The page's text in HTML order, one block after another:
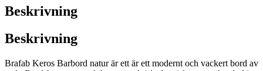
H93
cm
Beskrivning
Beskrivning
Brafab Keros Barbord natur är ett är ett modernt och vackert bord av